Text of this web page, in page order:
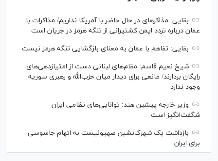
بقایی: مذاکره‎ای در حال حاضر با آمریکا نداریم/ مذاکرات با
عمان درباره تردد ایمن کشتیرانی از تنگه هرمز در جریان است
بقایی: تفاهم با عمان به معنای بازگشایی تنگه هرمز نیست
شیخ نعیم قاسم: مقام‌های لبنانی دست از امتیازدهی‌های
رایگان بردارند/ مانعی برای دیدار میان حزب‌الله و رهبری سوریه
وجود ندارد
وزیر خارجه پیشین هند: توانایی‌های نظامی ایران
شگفت‌انگیز است
بازداشت یک شهرک‌نشین صهیونیست به اتهام جاسوسی
برای ایران